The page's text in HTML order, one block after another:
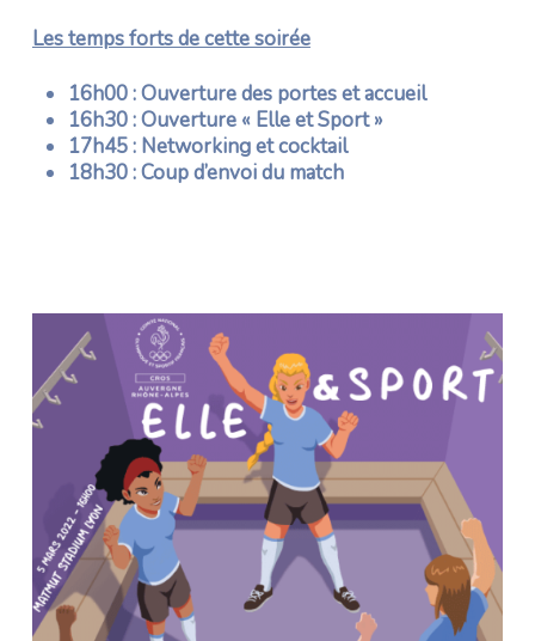
Les temps forts de cette soirée
16h00 : Ouverture des portes et accueil
16h30 : Ouverture « Elle et Sport »
17h45 : Networking et cocktail
18h30 : Coup d’envoi du match